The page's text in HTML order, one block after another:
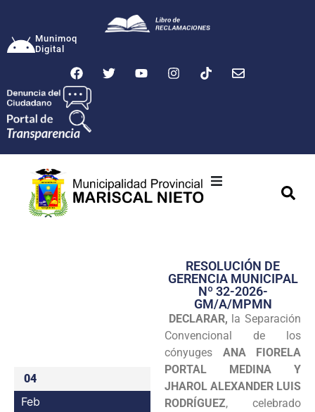
Munimoq
Digital
Transparencia
Seguridad
Programas
Intranet
04
Feb
RESOLUCIÓN DE
GERENCIA MUNICIPAL
Nº 32-2026-
GM/A/MPMN
DECLARAR, la Separación
Convencional de los
cónyuges ANA FIORELA
PORTAL MEDINA Y
JHAROL ALEXANDER LUIS
RODRÍGUEZ, celebrado